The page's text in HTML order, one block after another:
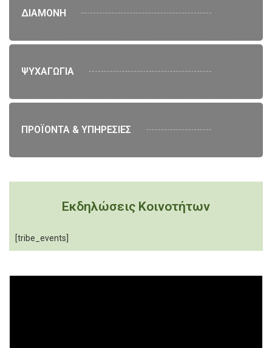
ΔΙΑΜΟΝΗ
ΨΥΧΑΓΩΓΙΑ
ΠΡΟΪΟΝΤΑ & ΥΠΗΡΕΣΙΕΣ
Εκδηλώσεις Κοινοτήτων
[tribe_events]